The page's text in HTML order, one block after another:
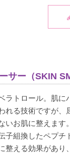
サー（SKIN
ラトロール。肌に
れる技術ですが
いお肌に整えます。
子組換したペプ
整える効果があり